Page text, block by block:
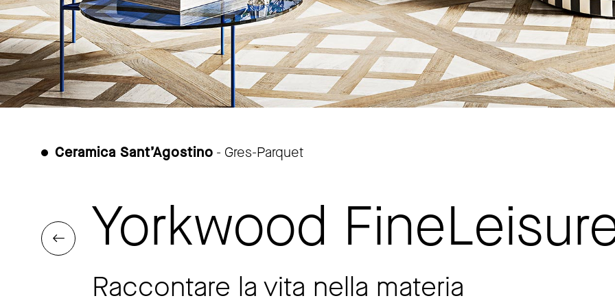
Ceramica Sant’Agostino - Gres-Parquet
Yorkwood
Raccontare la vita nella materia